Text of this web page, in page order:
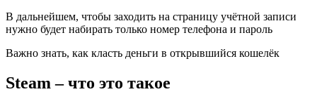
В дальнейшем, чтобы заходить на страницу учётной записи
нужно будет набирать только номер телефона и пароль
Важно знать, как класть деньги в открывшийся кошелёк
Steam – что это такое